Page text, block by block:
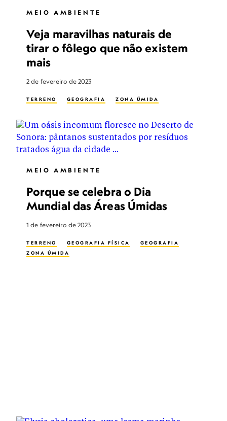
MEIO AMBIENTE
Veja maravilhas naturais de
tirar o fôlego que não existem
mais
2 de fevereiro de 2023
TERRENO GEOGRAFIA ZONA ÚMIDA
MEIO AMBIENTE
Porque se celebra o Dia
Mundial das Áreas Úmidas
1 de fevereiro de 2023
TERRENO GEOGRAFIA FÍSICA
GEOGRAFIA
ZONA ÚMIDA